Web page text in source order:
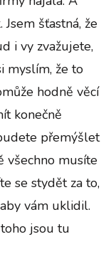
šťastná, že
i vy zvažujete,
myslím, že to
hodně věcí
konečně
přemýšlet
všechno musíte
se stydět za to,
vám uklidil.
jsou tu